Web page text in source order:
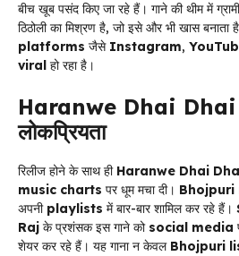
बीच खूब पसंद किए जा रहे हैं। गाने की थीम में
ठिठोली का मिश्रण है, जो इसे और भी खास बनाता
platforms जैसे Instagram,
viral हो रहा है।
Haranwe Dhai
लोकप्रियता
रिलीज होने के साथ ही Haranwe Dhai
music charts पर धूम मचा दी। Bhojpuri
अपनी playlists में बार-बार शामिल कर रहे हैं।
Raj के प्रशंसक इस गाने को social media
शेयर कर रहे हैं। यह गाना न केवल Bhojpuri